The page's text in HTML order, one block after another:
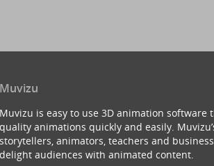
Muvizu
Muvizu is easy to use 3D animation software
quality animations quickly and easily.
storytellers, animators, teachers and
delight audiences with animated content.